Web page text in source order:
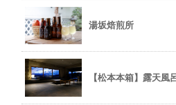
湯坂焙煎所
【松本本箱】露天風